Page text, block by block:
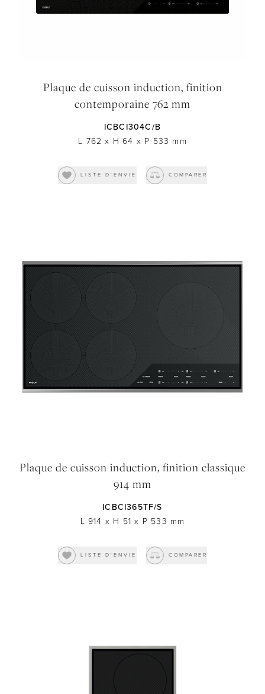
Plaque de cuisson induction, finition
contemporaine 762 mm
ICBCI304C/B
L 762 x H 64 x P 533 mm
LISTE D'ENVIE COMPARER
Plaque de cuisson induction, finition classique
914 mm
ICBCI365TF/S
L 914 x H 51 x P 533 mm
LISTE D'ENVIE COMPARER